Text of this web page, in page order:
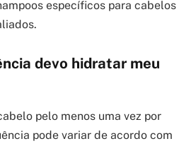
específicos para cabelos
devo hidratar meu
pelo menos uma vez por
pode variar de acordo com